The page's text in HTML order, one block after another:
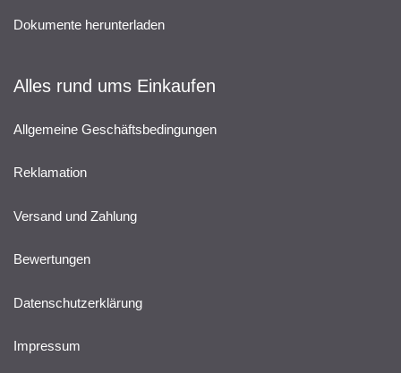
Dokumente herunterladen
Alles rund ums Einkaufen
Allgemeine Geschäftsbedingungen
Reklamation
Versand und Zahlung
Bewertungen
Datenschutzerklärung
Impressum